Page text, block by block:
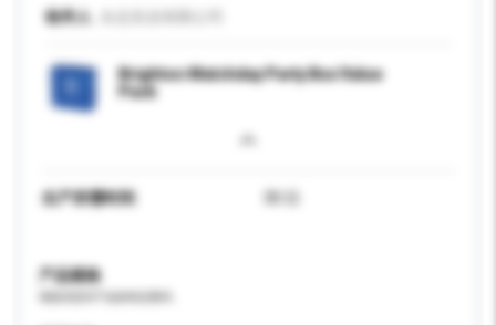
收件人
Brighton Matchday Party Box Value
Pack
生产所需时间 30 日
产品规格